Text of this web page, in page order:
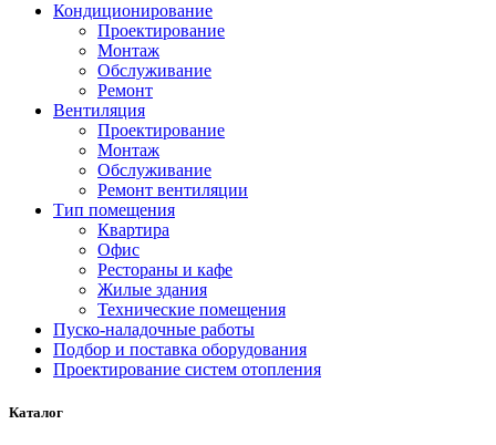
Кондиционирование
Проектирование
Монтаж
Обслуживание
Ремонт
Вентиляция
Проектирование
Монтаж
Обслуживание
Ремонт вентиляции
Тип помещения
Квартира
Офис
Рестораны и кафе
Жилые здания
Технические помещения
Пуско-наладочные работы
Подбор и поставка оборудования
Проектирование систем отопления
Каталог